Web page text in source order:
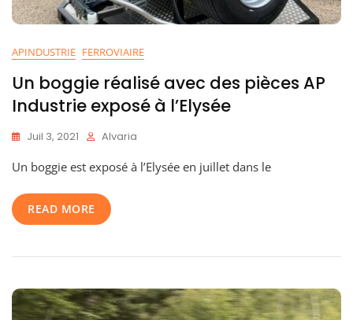
APINDUSTRIE FERROVIAIRE
Un boggie réalisé avec des pièces AP
Industrie exposé à l’Elysée
Juil 3, 2021 Alvaria
Un boggie est exposé à l’Elysée en juillet dans le
READ MORE